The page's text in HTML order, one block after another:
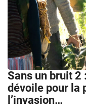
Sans un bruit 2
dévoile pour la
l’invasion…